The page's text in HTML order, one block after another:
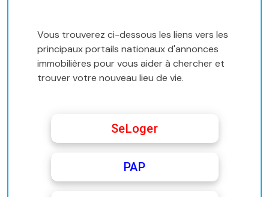
Vous trouverez ci-dessous les liens vers les
principaux portails nationaux d'annonces
immobilières pour vous aider à chercher et
trouver votre nouveau lieu de vie.
SeLoger
PAP